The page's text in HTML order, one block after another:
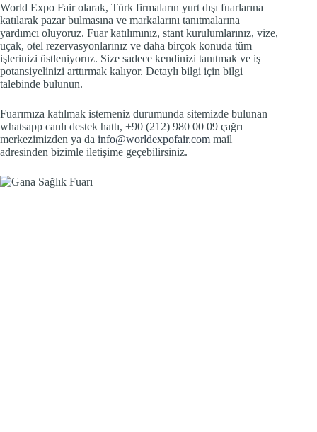
World Expo Fair olarak, Türk firmaların yurt dışı fuarlarına
katılarak pazar bulmasına ve markalarını tanıtmalarına
yardımcı oluyoruz. Fuar katılımınız, stant kurulumlarınız, vize,
uçak, otel rezervasyonlarınız ve daha birçok konuda tüm
işlerinizi üstleniyoruz. Size sadece kendinizi tanıtmak ve iş
potansiyelinizi arttırmak kalıyor. Detaylı bilgi için bilgi
talebinde bulunun.
Fuarımıza katılmak istemeniz durumunda sitemizde bulunan
whatsapp canlı destek hattı, +90 (212) 980 00 09 çağrı
merkezimizden ya da info@worldexpofair.com mail
adresinden bizimle iletişime geçebilirsiniz.